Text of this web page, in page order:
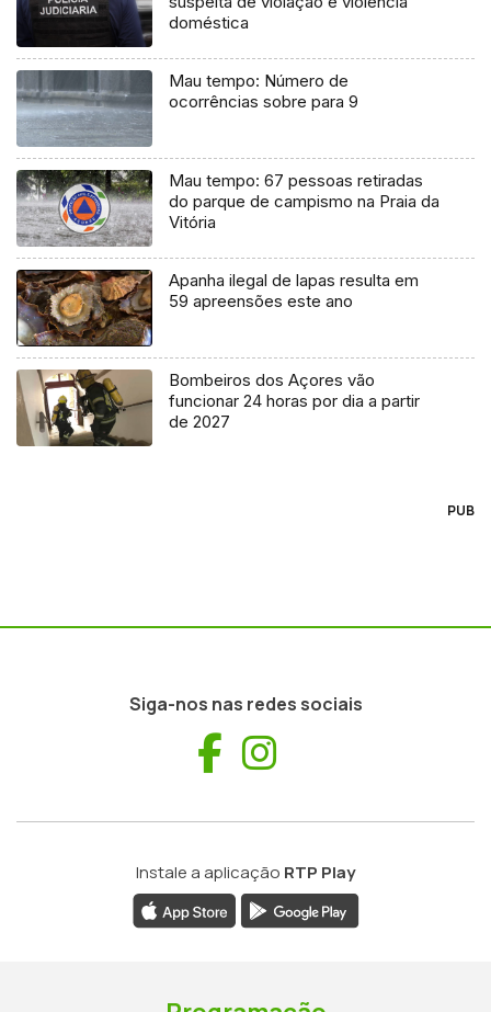
doméstica
Mau tempo: Número de
ocorrências sobre para 9
Mau tempo: 67 pessoas retiradas
do parque de campismo na Praia da
Vitória
Apanha ilegal de lapas resulta em
59 apreensões este ano
Bombeiros dos Açores vão
funcionar 24 horas por dia a partir
de 2027
PUB
Siga-nos nas redes sociais
Facebook
Instale a aplicação RTP Play